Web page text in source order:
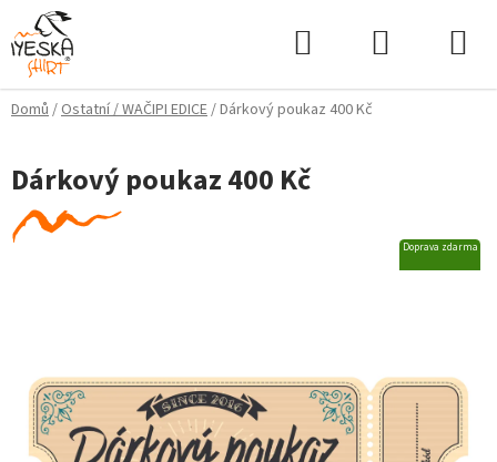
Přejít
na
obsah
Domů/Ostatní / WAČIPI EDICE/Dárkový poukaz 400 Kč
Dárkový poukaz 400 Kč
Doprava zdarma